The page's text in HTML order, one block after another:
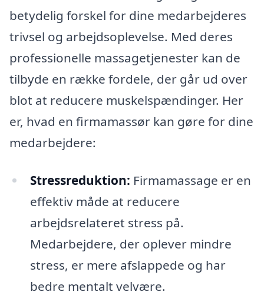
betydelig forskel for dine medarbejderes
trivsel og arbejdsoplevelse. Med deres
professionelle massagetjenester kan de
tilbyde en række fordele, der går ud over
blot at reducere muskelspændinger. Her
er, hvad en firmamassør kan gøre for dine
medarbejdere:
Stressreduktion: Firmamassage er en
effektiv måde at reducere
arbejdsrelateret stress på.
Medarbejdere, der oplever mindre
stress, er mere afslappede og har
bedre mentalt velvære.